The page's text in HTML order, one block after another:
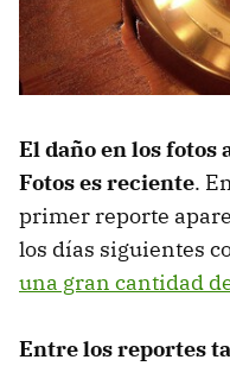
El daño en los fotos
Fotos es reciente.
primer reporte
los días siguientes
una gran cantidad
Entre los reportes